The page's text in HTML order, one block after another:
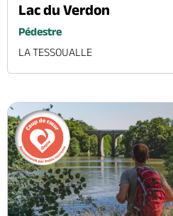
Lac du Verdon
Pédestre
LA TESSOUALLE